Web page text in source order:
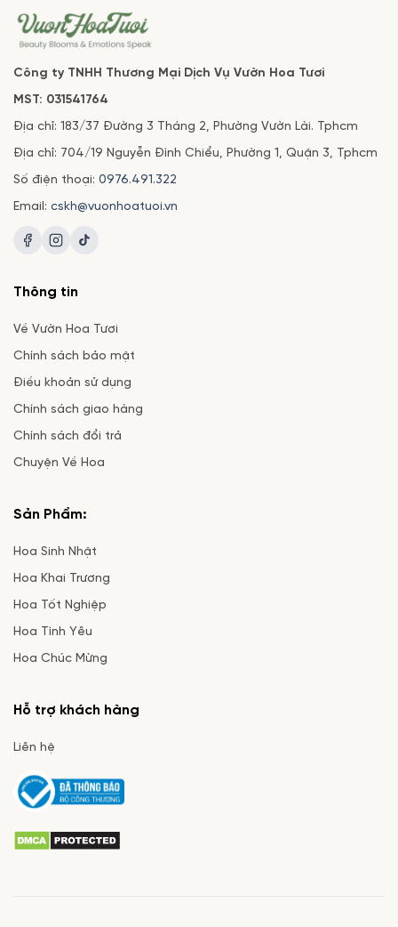
Công ty TNHH Thương Mại Dịch Vụ Vườn Hoa Tươi
MST: 031541764
Địa chỉ: 183/37 Đường 3 Tháng 2, Phường Vườn Lài. Tphcm
Địa chỉ: 704/19 Nguyễn Đình Chiểu, Phường 1, Quận 3, Tphcm
Số điện thoại: 0976.491.322
Email: cskh@vuonhoatuoi.vn
Thông tin
Về Vườn Hoa Tươi
Chính sách bảo mật
Điều khoản sử dụng
Chính sách giao hàng
Chính sách đổi trả
Chuyện Về Hoa
Sản Phẩm:
Hoa Sinh Nhật
Hoa Khai Trương
Hoa Tốt Nghiệp
Hoa Tình Yêu
Hoa Chúc Mừng
Hỗ trợ khách hàng
Liên hệ